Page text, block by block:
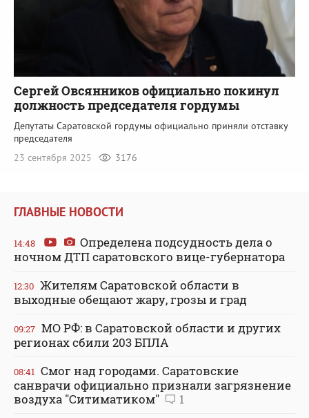
Сергей Овсянников официально покинул
должность председателя гордумы
Депутаты Саратовской гордумы официально приняли отставку
председателя
23 сентября 2025
3176
ГЛАВНЫЕ НОВОСТИ
14:48
Определена подсудность дела о
ночном ДТП саратовского вице-губернатора
12:30 Жителям Саратовской области в
выходные обещают жару, грозы и град
09:27 МО РФ: в Саратовской области и других
регионах сбили 203 БПЛА
08:41 Смог над городами. Саратовские
санврачи официально признали загрязнение
воздуха "Ситиматиком"
1